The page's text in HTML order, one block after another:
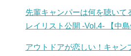
先輩キャンパーは何を聴いて
レイリスト公開 -Vol.4- 【中島
アウトドアが恋しい！キャン